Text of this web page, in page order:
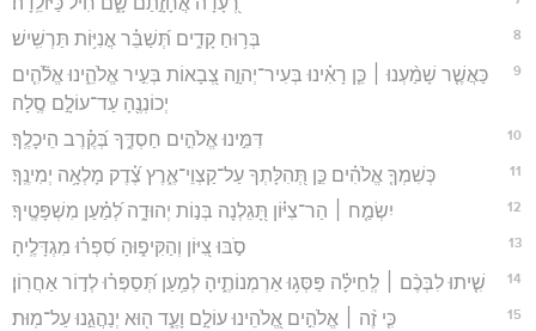
8 בְּר֥וּחַ קָדִ֑ים תְּ֝שַׁבֵּ֗ר אֳנִיּ֥וֹת תַּרְשִֽׁישׁ׃
9
כַּאֲשֶׁ֤ר שָׁמַ֨עְנוּ ׀ כֵּ֤ן רָאִ֗ינוּ בְּעִיר־יְהוָ֣ה צְ֭בָאוֹת בְּעִ֣יר אֱלֹהֵ֑ינוּ אֱלֹ֘הִ֤ים
יְכוֹנְנֶ֖הָ עַד־עוֹלָ֣ם סֶֽלָה׃
10 דִּמִּ֣ינוּ אֱלֹהִ֣ים חַסְדֶּ֑ךָ בְּ֝קֶ֗רֶב הֵיכָלֶֽךָ׃
11 כְּשִׁמְךָ֤ אֱלֹהִ֗ים כֵּ֣ן תְּ֭הִלָּתְךָ עַל־קַצְוֵי־אֶ֑רֶץ צֶ֝֗דֶק מָלְאָ֥ה יְמִינֶֽךָ׃
12 יִשְׂמַ֤ח ׀ הַר־צִיּ֗וֹן תָּ֭גֵלְנָה בְּנ֣וֹת יְהוּדָ֑ה לְ֝מַ֗עַן מִשְׁפָּטֶֽיךָ׃
13 סֹ֣בּוּ צִ֭יּוֹן וְהַקִּיפ֑וּהָ סִ֝פְר֗וּ מִגְדָּלֶֽיהָ׃
14 שִׁ֤יתוּ לִבְּכֶ֨ם ׀ לְֽחֵילָ֗ה פַּסְּג֥וּ אַרְמְנוֹתֶ֑יהָ לְמַ֥עַן תְּ֝סַפְּר֗וּ לְד֣וֹר אַחֲרֽוֹן׃
15 כִּ֤י זֶ֨ה ׀ אֱלֹהִ֣ים אֱ֭לֹהֵינוּ עוֹלָ֣ם וָעֶ֑ד ה֖וּא יְנַהֲגֵ֣נוּ עַל־מֽוּת׃